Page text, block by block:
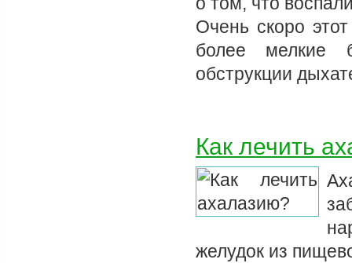
Очень скоро
более мелкие
обструкции
Как лечить
желудок из